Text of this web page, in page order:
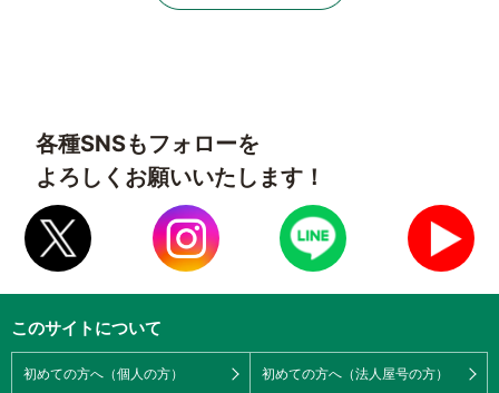
各種SNSもフォローを
よろしくお願いいたします！
このサイトについて
初めての方へ（個人の方） 初めての方へ（法人屋号の方）